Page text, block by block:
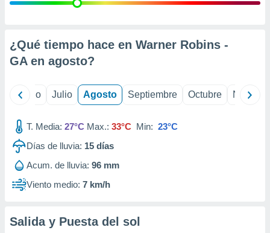
e
mediante
de
1199
¿Qué tiempo hace en Warner Robins -
GA en agosto?
Junio Julio Agosto Septiembre Octubre
T. Media: 27°C Max.: 33°C Min: 23°C
Días de lluvia: 15 días
Acum. de lluvia: 96 mm
Viento medio: 7 km/h
Salida y Puesta del sol